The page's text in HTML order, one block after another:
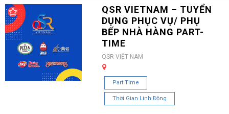
QSR VIETNAM – TUYỂN
DỤNG PHỤC VỤ/ PHỤ
BẾP NHÀ HÀNG PART-
TIME
QSR VIỆT NAM
Part Time
Thời Gian Linh Động